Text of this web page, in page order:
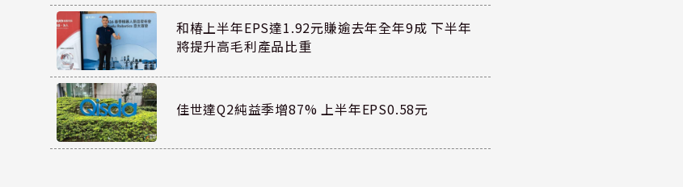
和椿上半年EPS達1.92元賺逾去年全年9成 下半年
將提升高毛利產品比重
佳世達Q2純益季增87% 上半年EPS0.58元